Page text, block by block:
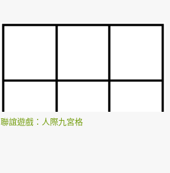
聯誼遊戲：人際九宮格